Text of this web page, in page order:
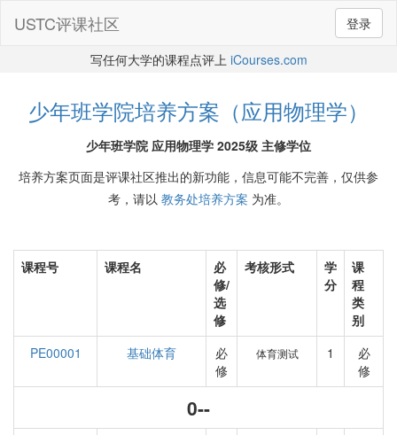
登录
USTC评课社区
写任何大学的课程点评上 iCourses.com
少年班学院培养方案（应用物理学）
少年班学院 应用物理学 2025级 主修学位
培养方案页面是评课社区推出的新功能，信息可能不完善，仅供参
考，请以 教务处培养方案 为准。
课程号 课程名
必
修/
选
修
考核形式
学
分
课
程
类
别
PE00001
基础体育
必
修
体育测试 1
必
修
0--